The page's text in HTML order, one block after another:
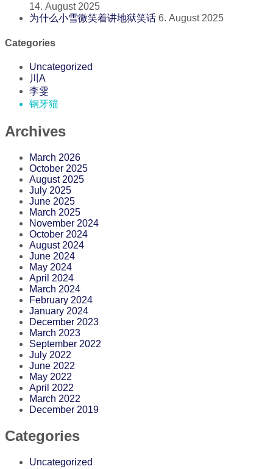
14. August 2025
为什么小雪微笑着讲地狱笑话 6. August 2025
Categories
Uncategorized
川A
李雯
钢牙猫
Archives
March 2026
October 2025
August 2025
July 2025
June 2025
March 2025
November 2024
October 2024
August 2024
June 2024
May 2024
April 2024
March 2024
February 2024
January 2024
December 2023
March 2023
September 2022
July 2022
June 2022
May 2022
April 2022
March 2022
December 2019
Categories
Uncategorized